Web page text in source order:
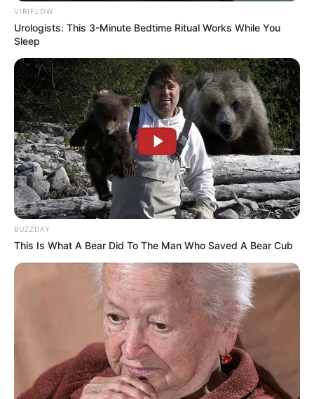
Museum automobile welt eisenach - Ausstellung zur
Geschichte des Eisenacher Automobilbaus seit
denkmalgeschützten Werkshallen des Eisenacher
Automobilwerks (AWE) Originale der legendären
Eisenacher Dixis, BMWs und Wartburgs aber auch
Karosserie-Studien, Prototypen und
Konstruktionspläne. Informationen unterwww.awe-s
tiftung.de
Museum Dermbach - Als Museum zur Kunst- und
Sozialgeschichte der Thüringischen Rhön informiert
das Heimatmuseum von Dermbach anhand
zahlreicher Exponate der Volkskunst und des
Handwerks über die Entwicklung des Eisenacher
Oberlandes. Informationen unterwww.museum-der
mbach.de
Vacha - Mit ihren von historischen Fachwerkhäusern
gesäumten Marktplatz, der Burg Wendelstein und
der mittelalterlichen Steinbrücke über die Werra
besitzt die kleine Stadt, die auch als Tor zur
bezeichnet wird, mehrere sehenswerte
Baudenkmäler. Informationen unterde.wikipedia.or
VIRIFLOW
Urologists: This 3-Minute Bedtime Ritual Works While You
Sleep
BUZZDAY
This Is What A Bear Did To The Man Who Saved A Bear Cub